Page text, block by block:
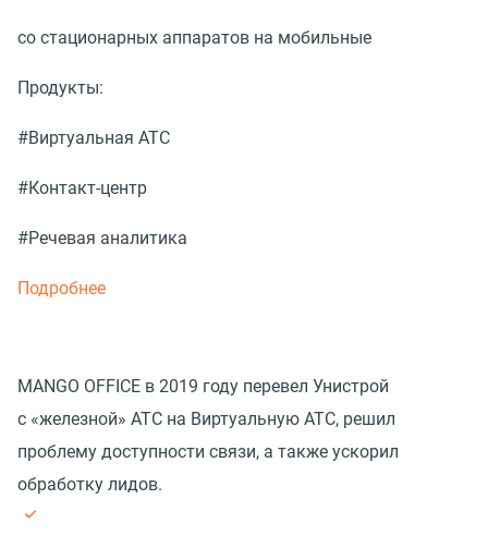
со стационарных аппаратов на мобильные
Продукты:
#Виртуальная АТС
#Контакт-центр
#Речевая аналитика
Подробнее
MANGO OFFICE в 2019 году перевел Унистрой
с «железной» АТС на Виртуальную АТС, решил
проблему доступности связи, а также ускорил
обработку лидов.